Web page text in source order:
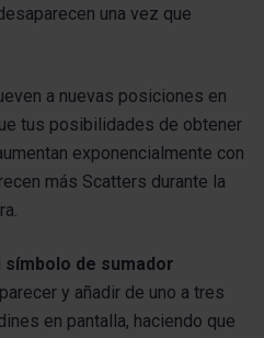
una vez que
a nuevas posiciones en
tus posibilidades de obtener
exponencialmente con
más Scatters durante la
símbolo de sumador
y añadir de uno a tres
en pantalla, haciendo que